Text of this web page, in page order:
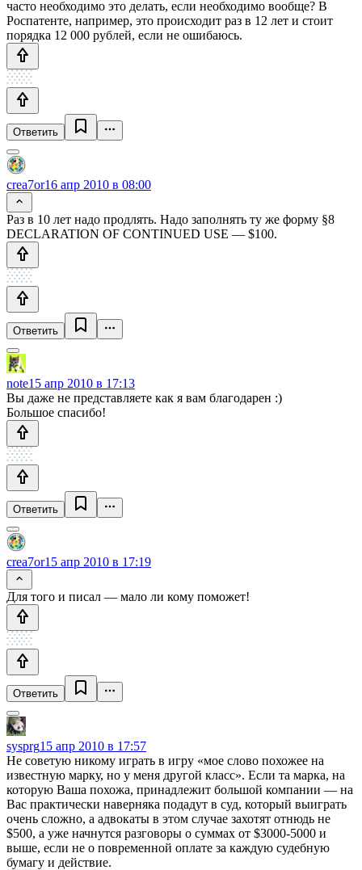
часто необходимо это делать, если необходимо вообще? В
Роспатенте, например, это происходит раз в 12 лет и стоит
порядка 12 000 рублей, если не ошибаюсь.
Ответить
crea7or16 апр 2010 в 08:00
Раз в 10 лет надо продлять. Надо заполнять ту же форму §8
DECLARATION OF CONTINUED USE — $100.
Ответить
note15 апр 2010 в 17:13
Вы даже не представляете как я вам благодарен :)
Большое спасибо!
Ответить
crea7or15 апр 2010 в 17:19
Для того и писал — мало ли кому поможет!
Ответить
sysprg15 апр 2010 в 17:57
Не советую никому играть в игру «мое слово похожее на
известную марку, но у меня другой класс». Если та марка, на
которую Ваша похожа, принадлежит большой компании — на
Вас практически наверняка подадут в суд, который выиграть
очень сложно, а адвокаты в этом случае захотят отнюдь не
$500, а уже начнутся разговоры о суммах от $3000-5000 и
выше, если не о повременной оплате за каждую судебную
бумагу и действие.